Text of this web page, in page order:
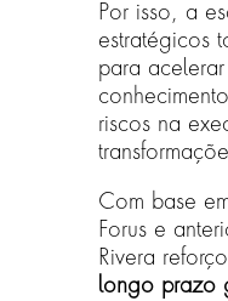
Por isso, a
estratégicos
para
riscos na
Com base
Forus e
Rivera
longo prazo